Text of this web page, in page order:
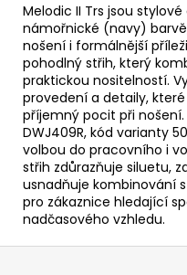
Melodic II Trs jsou
námořnické (navy)
nošení i formálnější
pohodlný střih, který
praktickou nositelností.
provedení a detaily,
příjemný pocit při
DWJ409R, kód varianty
volbou do pracovního i
střih zdůrazňuje siluetu,
usnadňuje kombinování
pro zákaznice hledající
nadčasového vzhledu.
Z